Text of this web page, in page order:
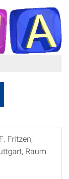
Fritzen,
Raum